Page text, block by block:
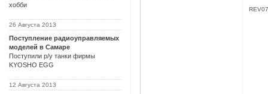
хобби
26 Августа 2013
Поступление радиоуправляемых
моделей в Самаре
Поступили р/у танки фирмы
KYOSHO EGG
12 Августа 2013